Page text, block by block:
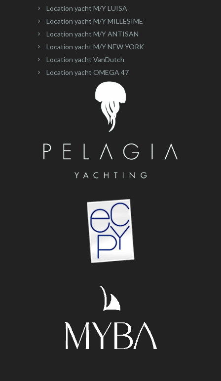
Location yacht M/Y LUISA
Location yacht M/Y MILLESIME
Location yacht M/Y ANTISAN
Location yacht M/Y NEW YORK
Location yacht VanDutch
Location yacht OMEGA 47